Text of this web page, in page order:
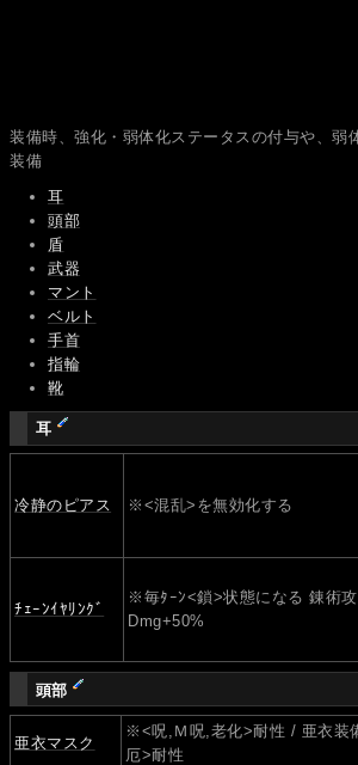
装備時、強化・弱体化ステータスの付与や、弱
装備
耳
頭部
盾
武器
マント
ベルト
手首
指輪
靴
耳
冷静のピアス ※<混乱>を無効化する
ﾁｪｰﾝｲﾔﾘﾝｸﾞ
※毎ﾀｰﾝ<鎖>状態になる 錬術
Dmg+50%
頭部
亜衣マスク
※<呪,Ｍ呪,老化>耐性 / 亜衣装
厄>耐性